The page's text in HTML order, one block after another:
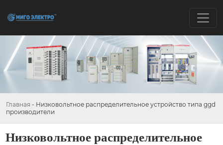
Главная - Низковольтное распределительное устройство типа ggd
производители
Низковольтное распределительное